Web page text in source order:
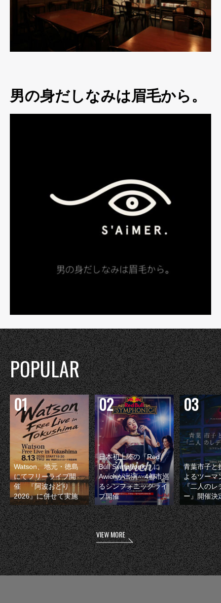
男の身だしなみは眉毛から。
POPULAR
Watson、地元・徳島
にてフリーライブ開
催 『阿波おどり
2026』に併せて実施
日本初上陸の『Red
Bull Symphonic』に
Awichが出演 4都市巡
るシンフォニックライ
ブ開催
青葉市子と
よるツーマ
『二人のレ
ー』開催決
VIEW MORE